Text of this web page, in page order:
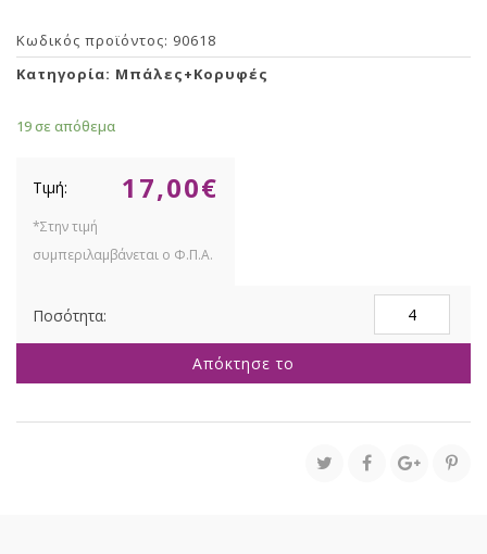
Κωδικός προϊόντος: 90618
Κατηγορία: Μπάλες+Κορυφές
19 σε απόθεμα
17,00€
ΒΕΛΟΥΔΙΝΗ
ΜΠΑΛΑ
ποσότητα
Απόκτησε το